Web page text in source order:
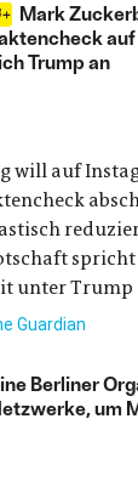
Mark
Trump an
will auf
unter Trump
Guardian
Berliner
um